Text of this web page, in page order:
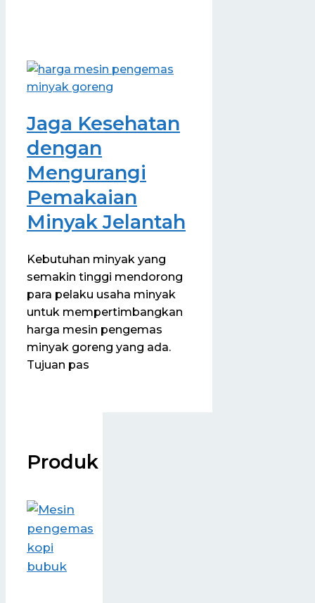
Jaga Kesehatan
dengan
Mengurangi
Pemakaian
Minyak Jelantah
Kebutuhan minyak yang
semakin tinggi mendorong
para pelaku usaha minyak
untuk mempertimbangkan
harga mesin pengemas
minyak goreng yang ada.
Tujuan pas
Produk